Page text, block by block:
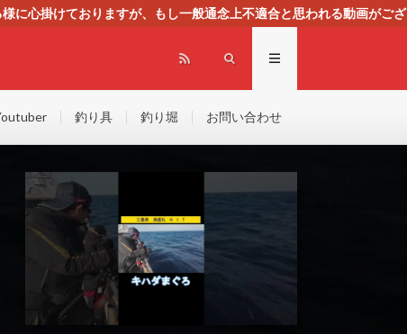
に心掛けておりますが、もし一般通念上不適合と思われる動画がござ
釣り具 釣り堀 お問い合わせ